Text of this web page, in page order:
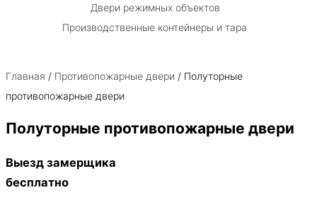
Двери режимных объектов
Производственные контейнеры и тара
Главная / Противопожарные двери / Полуторные
противопожарные двери
Полуторные противопожарные двери
Выезд замерщика
бесплатно